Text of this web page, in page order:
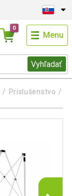
Vyhľadať
0
Menu
Príslušenstvo